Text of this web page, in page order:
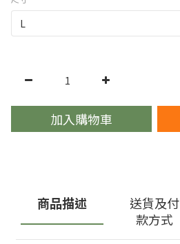
加入購物車
商品描述
送貨及付
款方式